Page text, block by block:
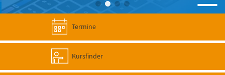
Termine
Kursfinder